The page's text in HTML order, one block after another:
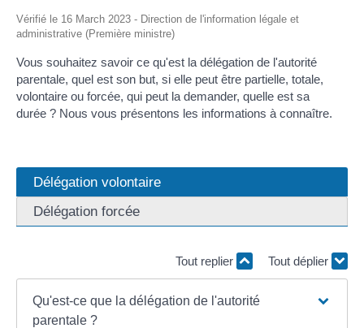
Vérifié le 16 March 2023 - Direction de l'information légale et
administrative (Première ministre)
Vous souhaitez savoir ce qu'est la délégation de l'autorité
parentale, quel est son but, si elle peut être partielle, totale,
volontaire ou forcée, qui peut la demander, quelle est sa
durée ? Nous vous présentons les informations à connaître.
Délégation volontaire
Délégation forcée
Tout replier Tout déplier
Qu'est-ce que la délégation de l'autorité
parentale ?